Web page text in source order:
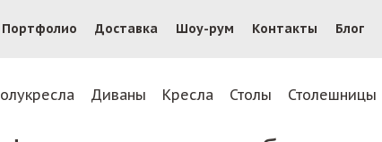
Портфолио Доставка Шоу-рум Контакты Блог
Диваны Кресла Столы Столешницы